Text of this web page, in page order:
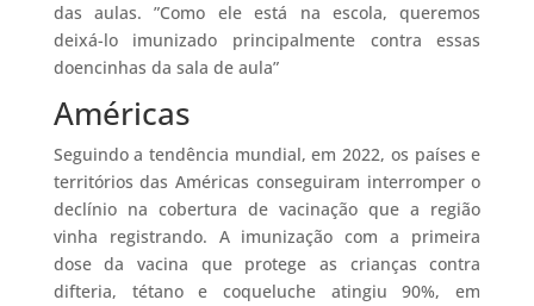
das aulas. ”Como ele está na escola, queremos
deixá-lo imunizado principalmente contra essas
doencinhas da sala de aula”
Américas
Seguindo a tendência mundial, em 2022, os países e
territórios das Américas conseguiram interromper o
declínio na cobertura de vacinação que a região
vinha registrando. A imunização com a primeira
dose da vacina que protege as crianças contra
difteria, tétano e coqueluche atingiu 90%, em